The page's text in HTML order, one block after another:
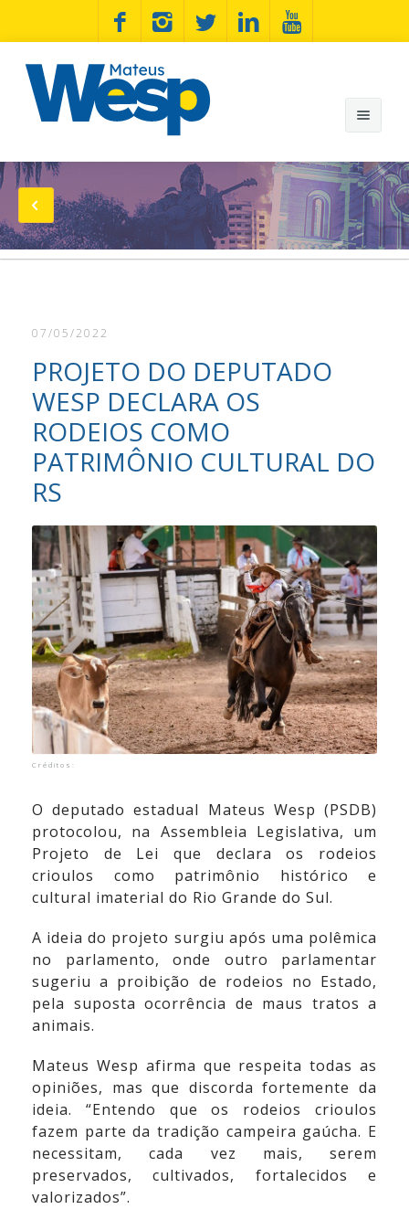
Mateus Wesp
Notícias
Artigos
Fotos
Vídeos
Contato
07/05/2022
PROJETO DO DEPUTADO
WESP DECLARA OS
RODEIOS COMO
PATRIMÔNIO CULTURAL DO
RS
Créditos:
O deputado estadual Mateus Wesp (PSDB)
protocolou, na Assembleia Legislativa, um
Projeto de Lei que declara os rodeios
crioulos como patrimônio histórico e
cultural imaterial do Rio Grande do Sul.
A ideia do projeto surgiu após uma polêmica
no parlamento, onde outro parlamentar
sugeriu a proibição de rodeios no Estado,
pela suposta ocorrência de maus tratos a
animais.
Mateus Wesp afirma que respeita todas as
opiniões, mas que discorda fortemente da
ideia. “Entendo que os rodeios crioulos
fazem parte da tradição campeira gaúcha. E
necessitam, cada vez mais, serem
preservados, cultivados, fortalecidos e
valorizados”.